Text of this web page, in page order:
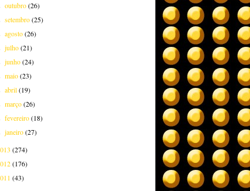
outubro(26)
setembro(25)
agosto(26)
julho(21)
junho(24)
maio(23)
abril(19)
março(26)
fevereiro(18)
janeiro(27)
(274)
(176)
(43)